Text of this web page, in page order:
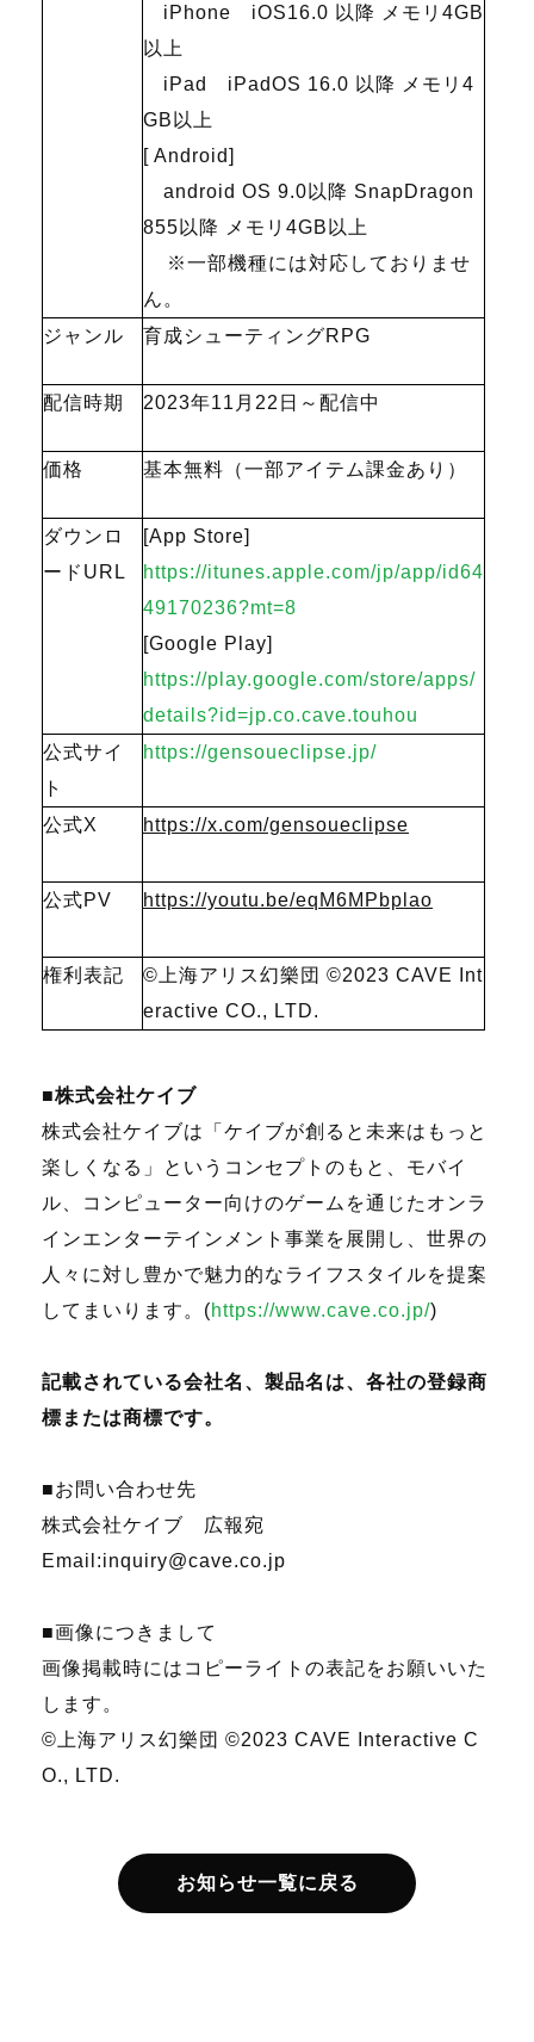
iPhone iOS16.0 以降 メモリ4GB
以上
iPad iPadOS 16.0 以降 メモリ4
GB以上
[ Android]
android OS 9.0以降 SnapDragon
855以降 メモリ4GB以上
※一部機種には対応しておりませ
ん。
ジャンル
育成シューティングRPG
配信時期 2023年11月22日～配信中
価格 基本無料（一部アイテム課金あり）
ダウンロ
ードURL
[App Store]
https://itunes.apple.com/jp/app/id64
49170236?mt=8
[Google Play]
https://play.google.com/store/apps/
details?id=jp.co.cave.touhou
公式サイ
ト
https://gensoueclipse.jp/
公式X https://x.com/gensoueclipse
公式PV https://youtu.be/eqM6MPbplao
権利表記 ©上海アリス幻樂団 ©2023 CAVE Int
eractive CO., LTD.
■株式会社ケイブ
株式会社ケイブは「ケイブが創ると未来はもっと
楽しくなる」というコンセプトのもと、モバイ
ル、コンピューター向けのゲームを通じたオンラ
インエンターテインメント事業を展開し、世界の
人々に対し豊かで魅力的なライフスタイルを提案
してまいります。 (https://www.cave.co.jp/)
記載されている会社名、製品名は、各社の登録商
標または商標です。
■お問い合わせ先
株式会社ケイブ 広報宛
Email:inquiry@cave.co.jp
■画像につきまして
画像掲載時にはコピーライトの表記をお願いいた
します。
©上海アリス幻樂団 ©2023 CAVE Interactive C
O., LTD.
お知らせ一覧に戻る